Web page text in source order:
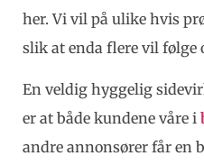
her. Vi vil på ulike hvis
slik at enda flere vil følge
En veldig hyggelig
er at både kundene våre i
andre annonsører får en